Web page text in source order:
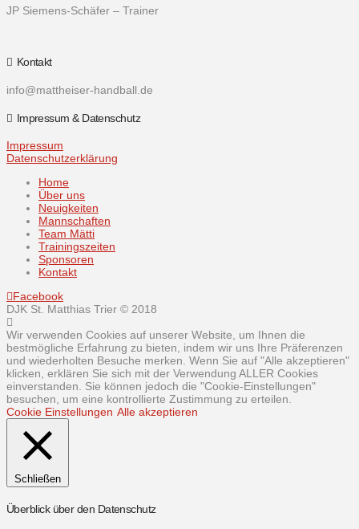
JP Siemens-Schäfer – Trainer
Kontakt
info@mattheiser-handball.de
Impressum & Datenschutz
Impressum
Datenschutzerklärung
Home
Über uns
Neuigkeiten
Mannschaften
Team Mätti
Trainingszeiten
Sponsoren
Kontakt
Facebook
DJK St. Matthias Trier © 2018
Wir verwenden Cookies auf unserer Website, um Ihnen die
bestmögliche Erfahrung zu bieten, indem wir uns Ihre Präferenzen
und wiederholten Besuche merken. Wenn Sie auf "Alle akzeptieren"
klicken, erklären Sie sich mit der Verwendung ALLER Cookies
einverstanden. Sie können jedoch die "Cookie-Einstellungen"
besuchen, um eine kontrollierte Zustimmung zu erteilen.
Cookie Einstellungen Alle akzeptieren
Schließen
Überblick über den Datenschutz